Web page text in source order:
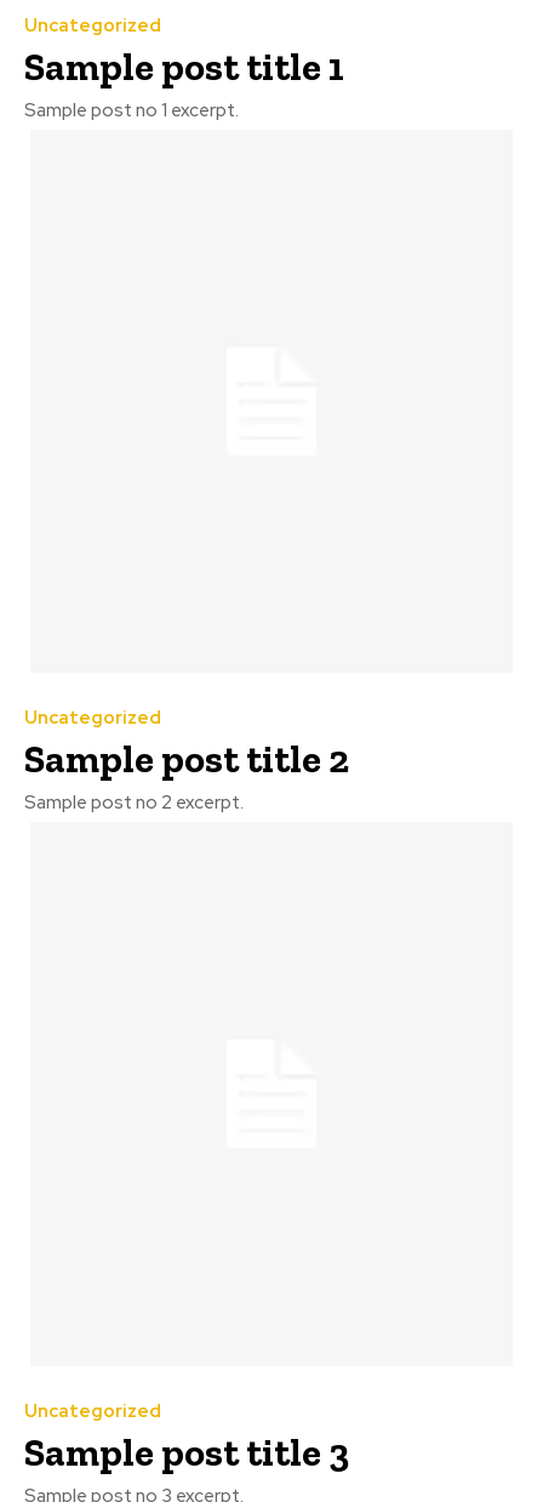
Uncategorized
Sample post title 1
Sample post no 1 excerpt.
Uncategorized
Sample post title 2
Sample post no 2 excerpt.
Uncategorized
Sample post title 3
Sample post no 3 excerpt.